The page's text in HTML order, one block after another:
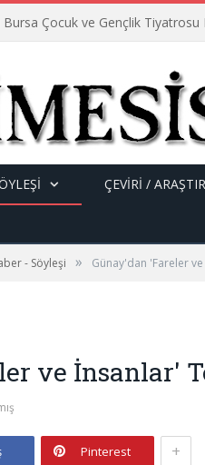
Bursa Çocuk ve Gençlik Tiyatrosu
ÇEVİRİ /
- Söyleşi » Günay'dan 'Fareler
ve İnsanlar'
Pinterest +